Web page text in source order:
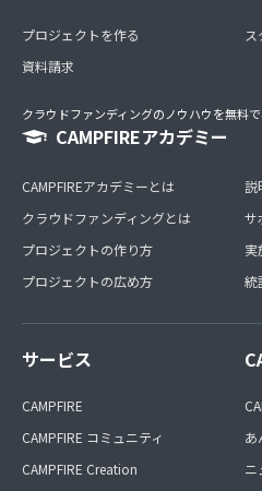
プロジェクトを作る
資料請求
クラウドファンディングのノウハウを無料
CAMPFIREアカデミー
CAMPFIREアカデミーとは
クラウドファンディングとは
プロジェクトの作り方
プロジェクトの広め方
説
サ
実
統
サービス
CAMPFIRE
CAMPFIRE コミュニティ
CAMPFIRE Creation
あ
ニ